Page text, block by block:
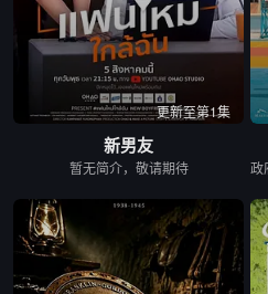
更新至第1集
新男友
暂无简介，敬请期待